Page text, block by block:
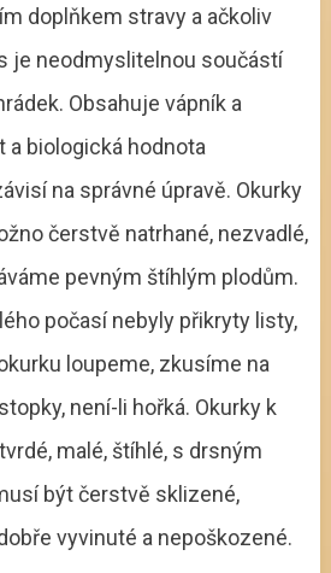
doplňkem stravy a ačkoliv
je neodmyslitelnou součástí
Obsahuje vápník a
a biologická hodnota
na správné úpravě. Okurky
čerstvě natrhané, nezvadlé,
pevným štíhlým plodům.
počasí nebyly přikryty listy,
loupeme, zkusíme na
není-li hořká. Okurky k
malé, štíhlé, s drsným
být čerstvě sklizené,
vyvinuté a nepoškozené.